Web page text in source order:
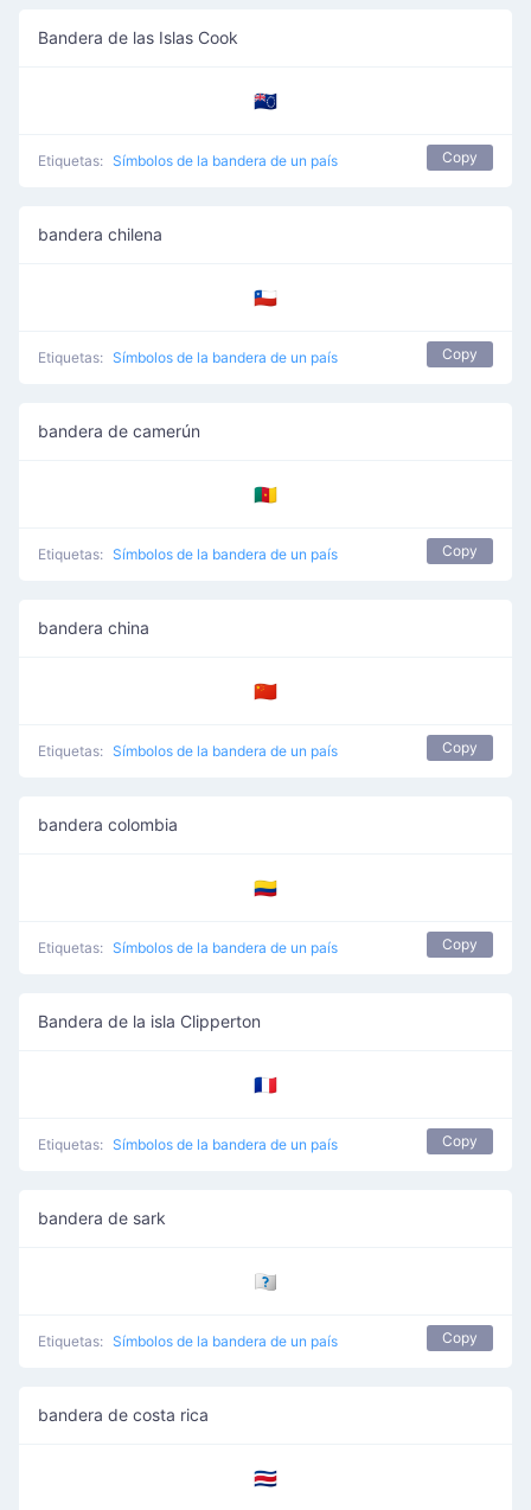
Bandera de las Islas Cook
🇨🇰
Etiquetas: Símbolos de la bandera de un país Copy
bandera chilena
🇨🇱
Etiquetas: Símbolos de la bandera de un país Copy
bandera de camerún
🇨🇲
Etiquetas: Símbolos de la bandera de un país Copy
bandera china
🇨🇳
Etiquetas: Símbolos de la bandera de un país Copy
bandera colombia
🇨🇴
Etiquetas: Símbolos de la bandera de un país Copy
Bandera de la isla Clipperton
🇨🇵
Etiquetas: Símbolos de la bandera de un país Copy
bandera de sark
🇨🇶
Etiquetas: Símbolos de la bandera de un país Copy
bandera de costa rica
🇨🇷